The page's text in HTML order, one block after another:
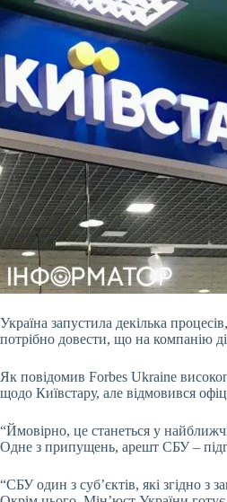
Україна запустила декілька
потрібно довести, що на компанію
Як повідомив Forbes Ukraine
щодо Київстару, але відмовився
“Ймовірно, це станеться у
Одне з припущень, арешт СБУ –
“СБУ один з субʼєктів, які згідно з